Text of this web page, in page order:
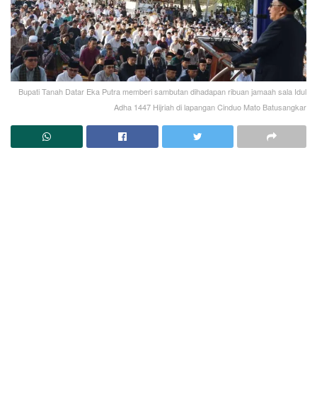
Bupati Tanah Datar Eka Putra memberi sambutan dihadapan ribuan jamaah sala Idul
Adha 1447 Hijriah di lapangan Cinduo Mato Batusangkar